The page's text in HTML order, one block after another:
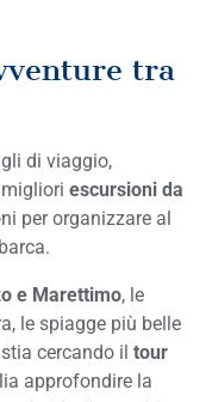
tra
di viaggio,
escursioni da
per organizzare al
e Marettimo, le
le spiagge più belle
cercando il tour
approfondire la